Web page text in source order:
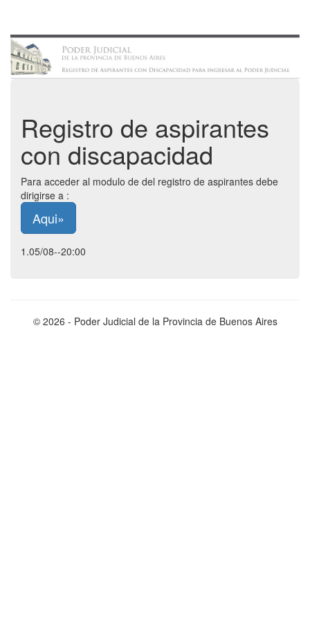
Registro de aspirantes
con discapacidad
Para acceder al modulo de del registro de aspirantes debe
dirigirse a :
Aqui»
1.05/08--20:00
© 2026 - Poder Judicial de la Provincia de Buenos Aires